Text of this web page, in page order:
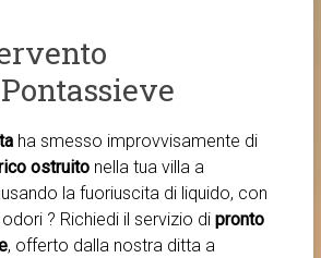
ha smesso improvvisamente di
ostruitonella tua villa a
la fuoriuscita di liquido, con
? Richiedi il servizio di pronto
, offerto dalla nostra ditta a